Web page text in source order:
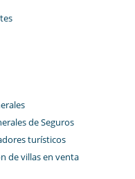
de Seguros
turísticos
de villas en venta